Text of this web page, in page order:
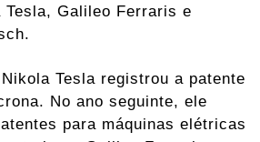
Galileo Ferraris e
Tesla registrou a patente
No ano seguinte, ele
para máquinas elétricas